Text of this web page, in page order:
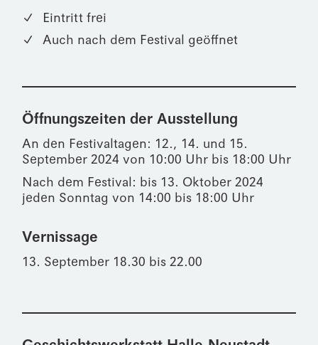
Eintritt frei
Auch nach dem Festival geöffnet
Öffnungszeiten der Ausstellung
An den Festivaltagen: 12., 14. und 15.
September 2024 von 10:00 Uhr bis 18:00 Uhr
Nach dem Festival: bis 13. Oktober 2024
jeden Sonntag von 14:00 bis 18:00 Uhr
Vernissage
13. September 18.30 bis 22.00